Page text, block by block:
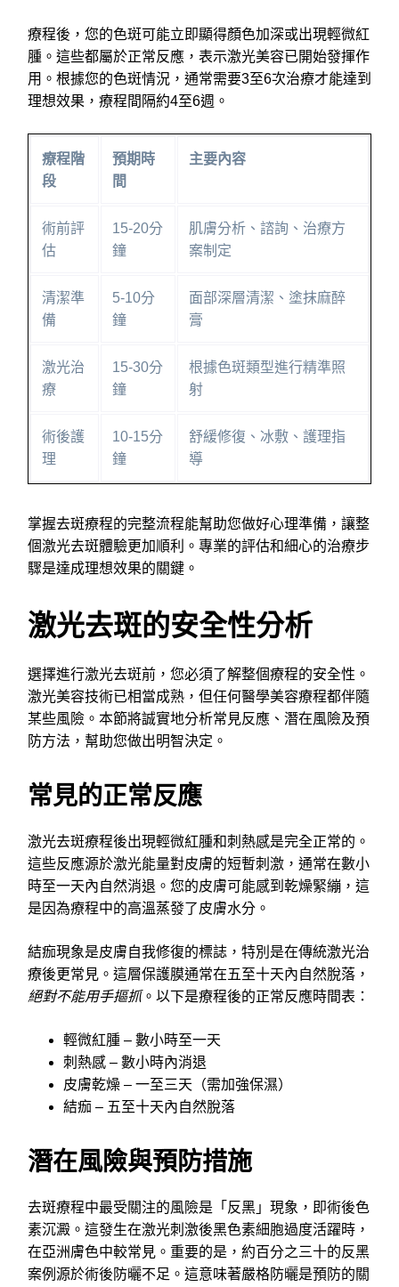
療程後，您的色斑可能立即顯得顏色加深或出現輕微紅
腫。這些都屬於正常反應，表示激光美容已開始發揮作
用。根據您的色斑情況，通常需要3至6次治療才能達到
理想效果，療程間隔約4至6週。
療程階
段
預期時
間
主要內容
術前評
估
15-20分
鐘
肌膚分析、諮詢、治療方
案制定
清潔準
備
5-10分
鐘
面部深層清潔、塗抹麻醉
膏
激光治
療
15-30分
鐘
根據色斑類型進行精準照
射
術後護
理
10-15分
鐘
舒緩修復、冰敷、護理指
導
掌握去斑療程的完整流程能幫助您做好心理準備，讓整
個激光去斑體驗更加順利。專業的評估和細心的治療步
驟是達成理想效果的關鍵。
激光去斑的安全性分析
選擇進行激光去斑前，您必須了解整個療程的安全性。
激光美容技術已相當成熟，但任何醫學美容療程都伴隨
某些風險。本節將誠實地分析常見反應、潛在風險及預
防方法，幫助您做出明智決定。
常見的正常反應
激光去斑療程後出現輕微紅腫和刺熱感是完全正常的。
這些反應源於激光能量對皮膚的短暫刺激，通常在數小
時至一天內自然消退。您的皮膚可能感到乾燥緊繃，這
是因為療程中的高溫蒸發了皮膚水分。
結痂現象是皮膚自我修復的標誌，特別是在傳統激光治
療後更常見。這層保護膜通常在五至十天內自然脫落，
絕對不能用手摳抓。以下是療程後的正常反應時間表：
輕微紅腫 – 數小時至一天
刺熱感 – 數小時內消退
皮膚乾燥 – 一至三天（需加強保濕）
結痂 – 五至十天內自然脫落
潛在風險與預防措施
去斑療程中最受關注的風險是「反黑」現象，即術後色
素沉澱。這發生在激光刺激後黑色素細胞過度活躍時，
在亞洲膚色中較常見。重要的是，約百分之三十的反黑
案例源於術後防曬不足。這意味著嚴格防曬是預防的關